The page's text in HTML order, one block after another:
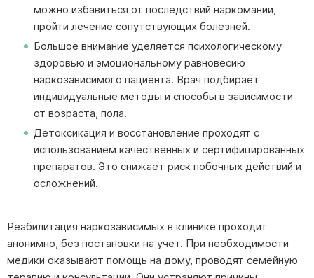
можно избавиться от последствий наркомании,
пройти лечение сопутствующих болезней.
Большое внимание уделяется психологическому
здоровью и эмоциональному равновесию
наркозависимого пациента. Врач подбирает
индивидуальные методы и способы в зависимости
от возраста, пола.
Детоксикация и восстановление проходят с
использованием качественных и сертифицированных
препаратов. Это снижает риск побочных действий и
осложнений.
Реабилитация наркозависимых в клинике проходит
анонимно, без постановки на учет. При необходимости
медики оказывают помощь на дому, проводят семейную